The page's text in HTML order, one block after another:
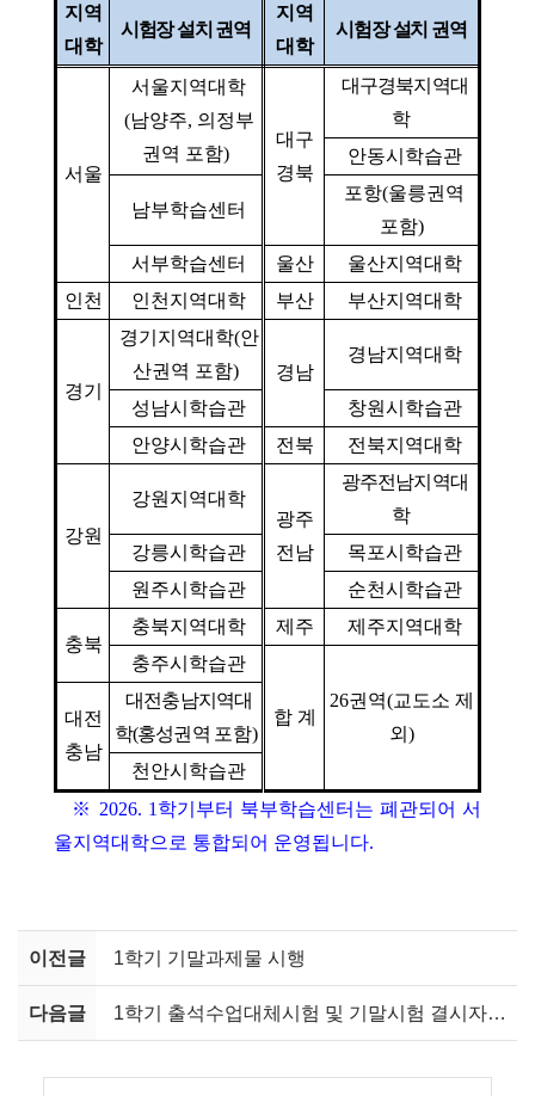
지역
대학
시험장 설치 권역
지역
대학
시험장 설치 권역
서울
서울지역대학
(남양주, 의정부
권역 포함)
대구
경북
대구경북지역대
학
안동시학습관
남부학습센터
포항(울릉권역
포함)
서부학습센터
울산
울산지역대학
인천
인천지역대학 부산 부산지역대학
경기
경기지역대학(안
산권역 포함) 경남
경남지역대학
성남시학습관
창원시학습관
안양시학습관
전북 전북지역대학
강원
강원지역대학
광주
전남
광주전남지역대
학
강릉시학습관
목포시학습관
원주시학습관
순천시학습관
충북
충북지역대학 제주
제주지역대학
충주시학습관
합 계
26권역(교도소 제
외 )
대전
충남
대전충남지역대
학(홍성권역 포함)
천안시학습관
※ 2026. 1 학기부터 북부학습센터는 폐관되어 서
울지역대학으로 통합되어 운영됩니다.
이전글 1학기 기말과제물 시행
다음글 1학기 출석수업대체시험 및 기말시험 결시자 성적인정 신청